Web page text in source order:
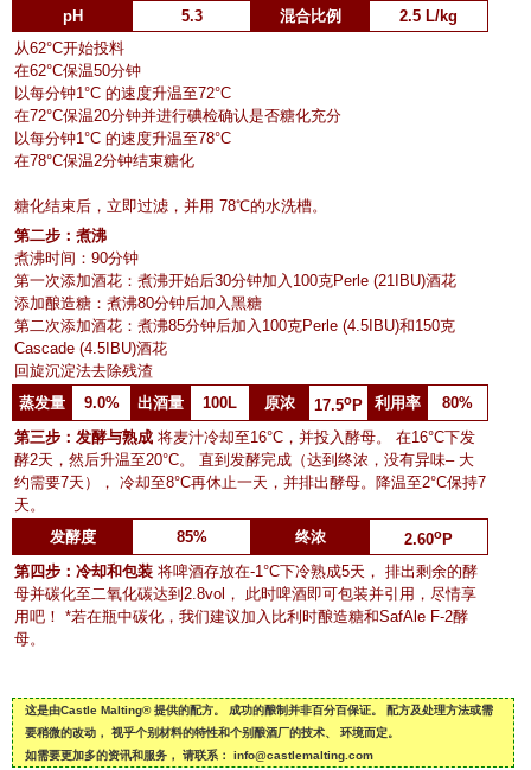
pH
5.3 混合比例
2.5 L/kg
从62°C开始投料
在62°C保温50分钟
以每分钟1°C 的速度升温至72°C
在72°C保温20分钟并进行碘检确认是否糖化充分
以每分钟1°C 的速度升温至78°C
在78°C保温2分钟结束糖化
糖化结束后，立即过滤，并用 78℃的水洗槽。
第二步：煮沸
煮沸时间：90分钟
第一次添加酒花：煮沸开始后30分钟加入100克Perle (21IBU)酒花
添加酿造糖：煮沸80分钟后加入黑糖
第二次添加酒花：煮沸85分钟后加入100克Perle (4.5IBU)和150克
Cascade (4.5IBU)酒花
回旋沉淀法去除残渣
蒸发量
9.0% 出酒量 100L 原浓 17.5oP 利用率
80%
第三步：发酵与熟成 将麦汁冷却至16°C，并投入酵母。 在16°C下发
酵2天，然后升温至20°C。 直到发酵完成（达到终浓，没有异味– 大
约需要7天）， 冷却至8°C再休止一天，并排出酵母。降温至2°C保持7
天。
发酵度
85% 终浓 2.60oP
第四步：冷却和包装 将啤酒存放在-1°C下冷熟成5天， 排出剩余的酵
母并碳化至二氧化碳达到2.8vol， 此时啤酒即可包装并引用，尽情享
用吧！ *若在瓶中碳化，我们建议加入比利时酿造糖和SafAle F-2酵
母。
这是由Castle Malting® 提供的配方。 成功的酿制并非百分百保证。 配方及处理方法或需
要稍微的改动， 视乎个别材料的特性和个别酿酒厂的技术、 环境而定。
如需要更加多的资讯和服务， 请联系： info@castlemalting.com